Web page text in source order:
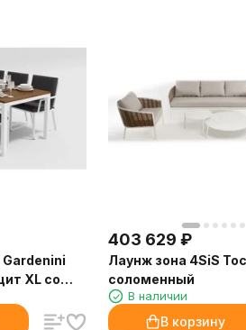
XL со
403 629 ₽
Лаунж зона 4SiS
соломенный
В наличии
В корзину